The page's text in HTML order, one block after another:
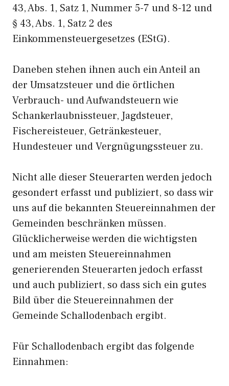
43, Abs. 1, Satz 1, Nummer 5-7 und 8-12 und
§ 43, Abs. 1, Satz 2 des
Einkommensteuergesetzes (EStG).
Daneben stehen ihnen auch ein Anteil an
der Umsatzsteuer und die örtlichen
Verbrauch- und Aufwandsteuern wie
Schankerlaubnissteuer, Jagdsteuer,
Fischereisteuer, Getränkesteuer,
Hundesteuer und Vergnügungssteuer zu.
Nicht alle dieser Steuerarten werden jedoch
gesondert erfasst und publiziert, so dass wir
uns auf die bekannten Steuereinnahmen der
Gemeinden beschränken müssen.
Glücklicherweise werden die wichtigsten
und am meisten Steuereinnahmen
generierenden Steuerarten jedoch erfasst
und auch publiziert, so dass sich ein gutes
Bild über die Steuereinnahmen der
Gemeinde Schallodenbach ergibt.
Für Schallodenbach ergibt das folgende
Einnahmen: